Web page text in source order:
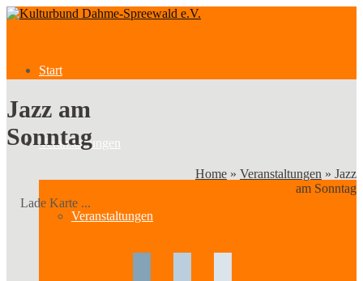
Start
Veranstaltungen
Veranstaltungen
Jazz am
Sonntag
Home » Veranstaltungen » Jazz
am Sonntag
Lade Karte ...